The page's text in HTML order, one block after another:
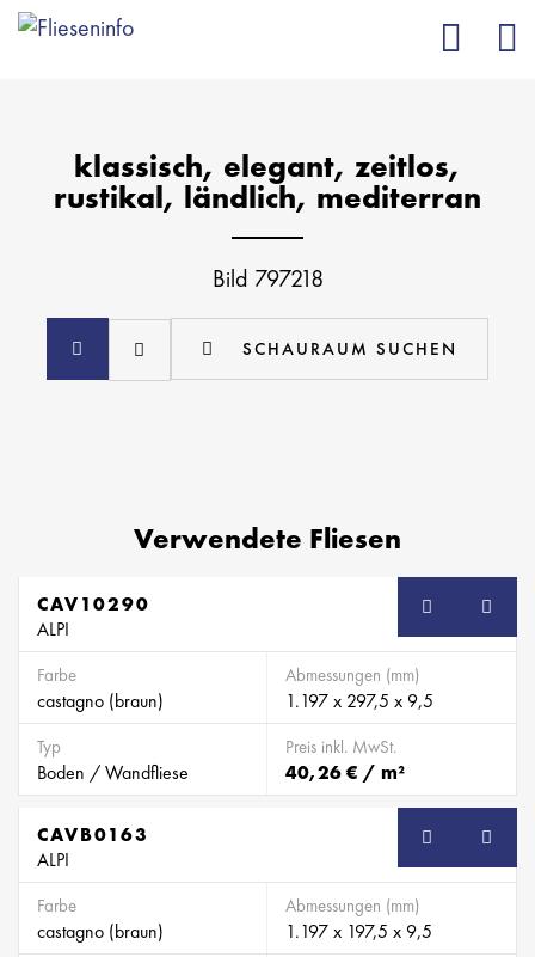
klassisch, elegant, zeitlos,
rustikal, ländlich, mediterran
Bild 797218
SCHAURAUM SUCHEN
Verwendete Fliesen
CAV10290
ALPI
Farbe
castagno (braun)
Abmessungen (mm)
1.197 x 297,5 x 9,5
Typ
Boden / Wandfliese
Preis inkl. MwSt.
40,26 € / m²
SB
CAVB0163
ALPI
Farbe
castagno (braun)
Abmessungen (mm)
1.197 x 197,5 x 9,5